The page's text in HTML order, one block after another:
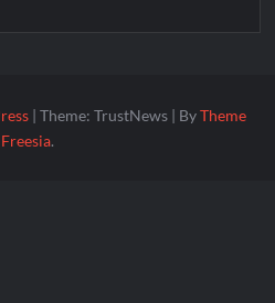
| Theme: TrustNews | ByTheme
Freesia.